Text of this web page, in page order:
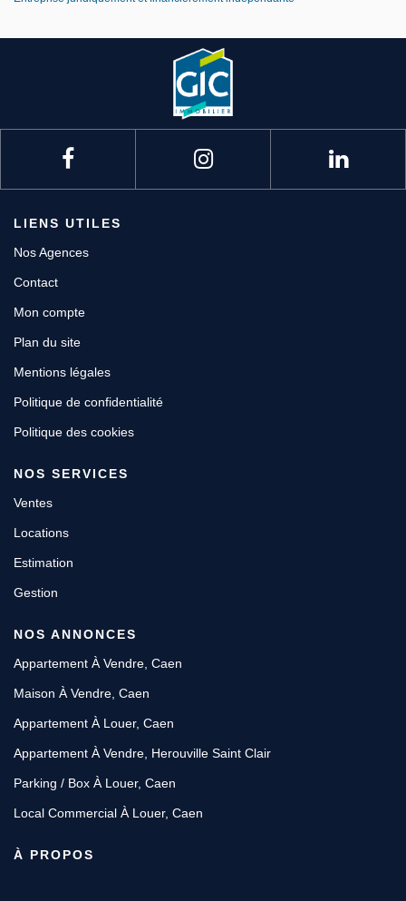
LIENS UTILES
Nos Agences
Contact
Mon compte
Plan du site
Mentions légales
Politique de confidentialité
Politique des cookies
NOS SERVICES
Ventes
Locations
Estimation
Gestion
NOS ANNONCES
Appartement À Vendre, Caen
Maison À Vendre, Caen
Appartement À Louer, Caen
Appartement À Vendre, Herouville Saint Clair
Parking / Box À Louer, Caen
Local Commercial À Louer, Caen
À PROPOS